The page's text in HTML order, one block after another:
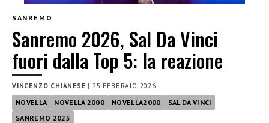
SANREMO
Sanremo 2026, Sal Da Vinci
fuori dalla Top 5: la reazione
VINCENZO CHIANESE | 25 FEBBRAIO 2026
NOVELLA NOVELLA 2000 NOVELLA2000
SAL DA VINCI
SANREMO 2025